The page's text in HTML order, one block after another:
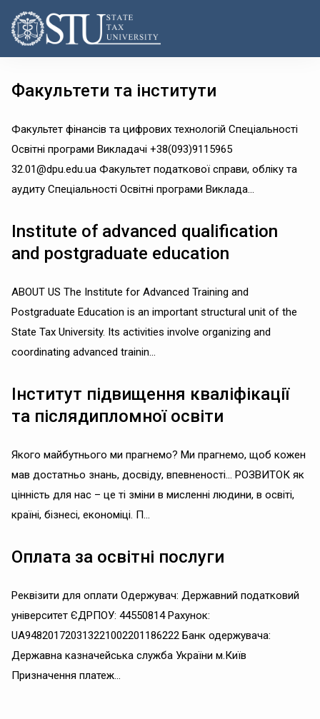
Факультети та інститути
Факультет фінансів та цифрових технологій Спеціальності
Освітні програми Викладачі +38(093)9115965
32.01@dpu.edu.ua Факультет податкової справи, обліку та
аудиту Спеціальності Освітні програми Виклада...
Institute of advanced qualification
and postgraduate education
ABOUT US The Institute for Advanced Training and
Postgraduate Education is an important structural unit of the
State Tax University. Its activities involve organizing and
coordinating advanced trainin...
Інститут підвищення кваліфікації
та післядипломної освіти
Якого майбутнього ми прагнемо? Ми прагнемо, щоб кожен
мав достатньо знань, досвіду, впевненості... РОЗВИТОК як
цінність для нас – це ті зміни в мисленні людини, в освіті,
країні, бізнесі, економіці. П...
Оплата за освітні послуги
Реквізити для оплати Одержувач: Державний податковий
університет ЄДРПОУ: 44550814 Рахунок:
UA948201720313221002201186222 Банк одержувача:
Державна казначейська служба України м.Київ
Призначення платеж...